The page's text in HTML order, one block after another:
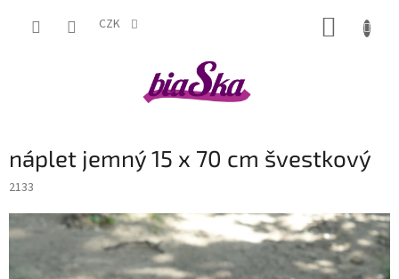
CZK
náplet jemný 15 x 70 cm švestkový
2133